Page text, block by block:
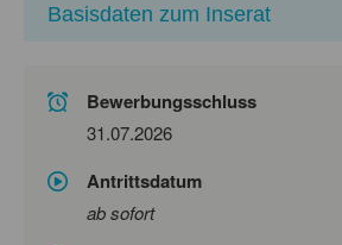
Basisdaten zum Inserat
Bewerbungsschluss
31.07.2026
Antrittsdatum
ab sofort